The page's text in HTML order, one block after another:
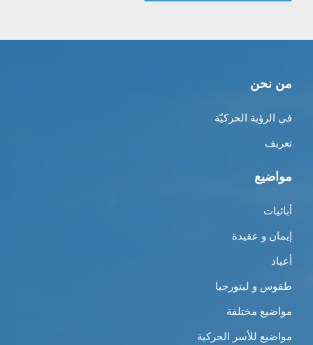
من نحن
في الرؤية الحركيّة
تعريف
مواضيع
أبائيات
إيمان و عقيدة
أعياد
طقوس و ليتورجيا
مواضيع مختلفة
مواضيع للأسر الحركية